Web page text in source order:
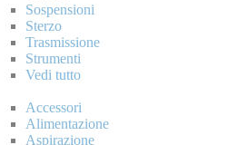
Sospensioni
Sterzo
Trasmissione
Strumenti
Vedi tutto
Accessori
Alimentazione
Aspirazione